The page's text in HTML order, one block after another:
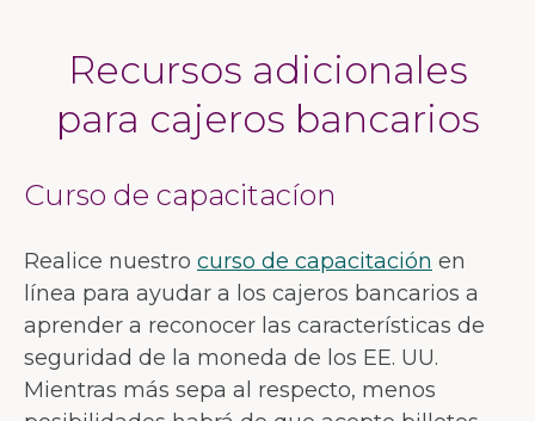
Recursos adicionales
para cajeros bancarios
Curso de capacitacíon
Realice nuestro curso de capacitación en
línea para ayudar a los cajeros bancarios a
aprender a reconocer las características de
seguridad de la moneda de los EE. UU.
Mientras más sepa al respecto, menos